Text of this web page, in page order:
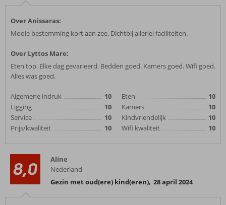
Over Anissaras:
Mooie bestemming kort aan zee. Dichtbij allerlei faciliteiten.
Over Lyttos Mare:
Eten top. Elke dag gevarieerd. Bedden goed. Kamers goed. Wifi goed.
Alles was goed.
Algemene indruk
10
Ligging
10
Service
10
Prijs/kwaliteit
10
Eten
10
Kamers
10
Kindvriendelijk
10
Wifi kwaliteit
10
8,0
Aline
Nederland
Gezin met oud(ere) kind(eren), 28 april 2024